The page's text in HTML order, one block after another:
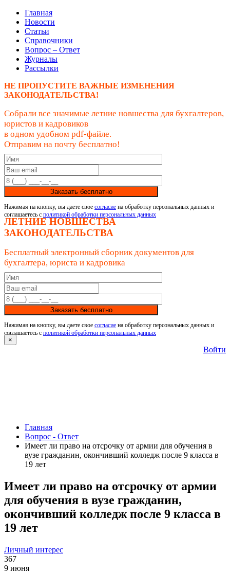
Главная
Новости
Статьи
Справочники
Вопрос – Ответ
Журналы
Рассылки
НЕ ПРОПУСТИТЕ ВАЖНЫЕ ИЗМЕНЕНИЯ
ЗАКОНОДАТЕЛЬСТВА!
Собрали все значимые летние новшества для бухгалтеров,
юристов и кадровиков
в одном удобном pdf-файле.
Отправим на почту бесплатно!
Заказать бесплатно
Нажимая на кнопку, вы даете свое согласие на обработку персональных данных и
соглашаетесь с политикой обработки персональных данных
ЛЕТНИЕ НОВШЕСТВА
ЗАКОНОДАТЕЛЬСТВА
Бесплатный электронный сборник документов для
бухгалтера, юриста и кадровика
Заказать бесплатно
Нажимая на кнопку, вы даете свое согласие на обработку персональных данных и
соглашаетесь с политикой обработки персональных данных
×
Войти
Главная
Вопрос - Ответ
Имеет ли право на отсрочку от армии для обучения в
вузе гражданин, окончивший колледж после 9 класса в
19 лет
Имеет ли право на отсрочку от армии
для обучения в вузе гражданин,
окончивший колледж после 9 класса в
19 лет
Личный интерес
367
9 июня